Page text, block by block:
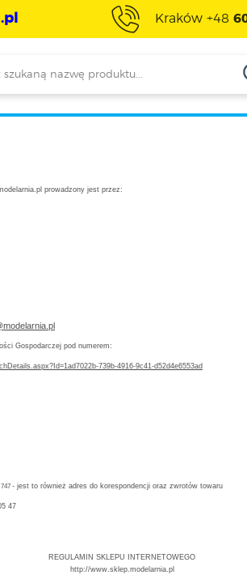
Kraków +48
prowadzony jest przez:
Gospodarczej pod numerem:
739b-4916-9c41-d52d4e6553ad
- jest to również adres do korespondencji oraz zwrotów towaru
47
REGULAMIN SKLEPU INTERNETOWEGO
http://www.sklep.modelarnia.pl